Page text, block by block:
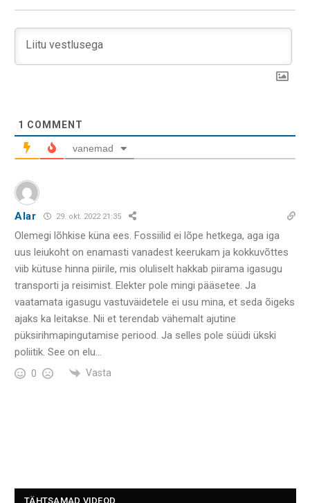
1 COMMENT
vanemad
Alar 29. okt. 2022 21:35
Olemegi lõhkise küna ees. Fossiilid ei lõpe hetkega, aga iga
uus leiukoht on enamasti vanadest keerukam ja kokkuvõttes
viib kütuse hinna piirile, mis oluliselt hakkab piirama igasugu
transporti ja reisimist. Elekter pole mingi pääsetee. Ja
vaatamata igasugu vastuväidetele ei usu mina, et seda õigeks
ajaks ka leitakse. Nii et terendab vähemalt ajutine
püksirihmapingutamise periood. Ja selles pole süüdi ükski
poliitik. See on elu…
0 Vasta
TÄHTSAMAD VIDEOD